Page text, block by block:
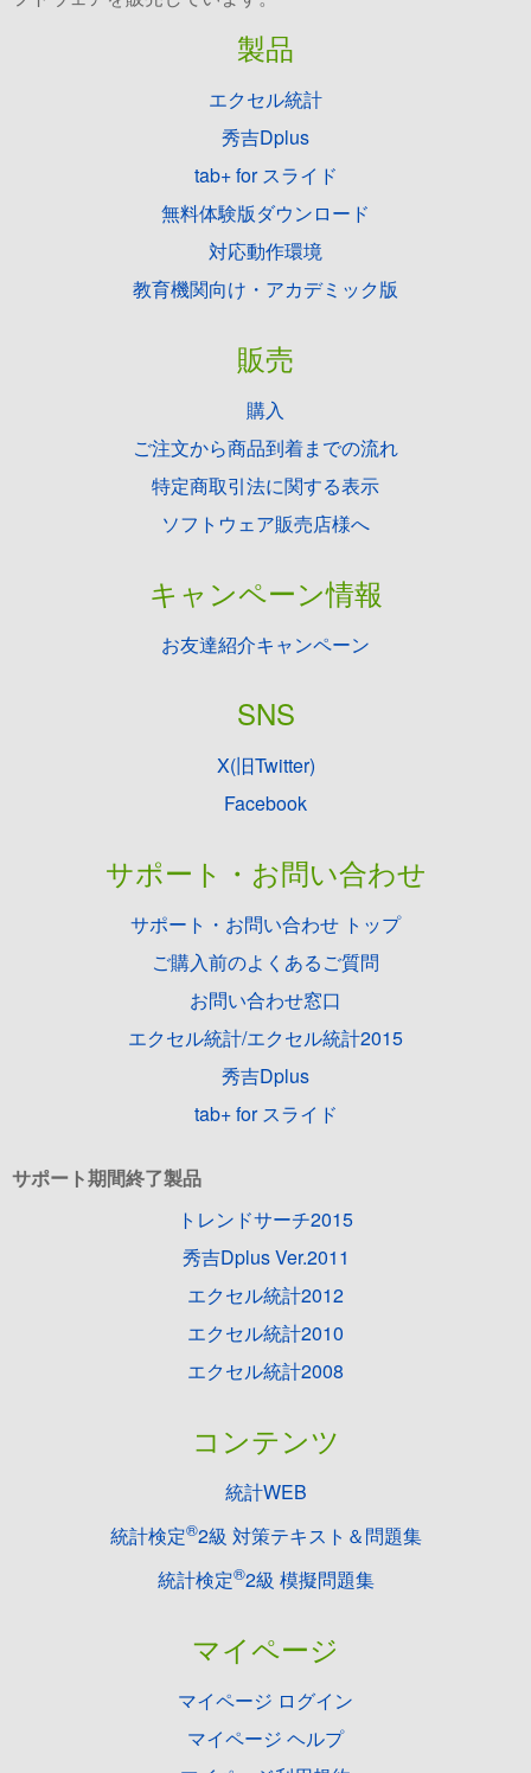
製品
エクセル統計
秀吉Dplus
tab+ for スライド
無料体験版ダウンロード
対応動作環境
教育機関向け・アカデミック版
販売
購入
ご注文から商品到着までの流れ
特定商取引法に関する表示
ソフトウェア販売店様へ
キャンペーン情報
お友達紹介キャンペーン
SNS
X(旧Twitter)
Facebook
サポート・お問い合わせ
サポート・お問い合わせ トップ
ご購入前のよくあるご質問
お問い合わせ窓口
エクセル統計/エクセル統計2015
秀吉Dplus
tab+ for スライド
サポート期間終了製品
トレンドサーチ2015
秀吉Dplus Ver.2011
エクセル統計2012
エクセル統計2010
エクセル統計2008
コンテンツ
統計WEB
統計検定®2級 対策テキスト＆問題集
統計検定®2級 模擬問題集
マイページ
マイページ ログイン
マイページ ヘルプ